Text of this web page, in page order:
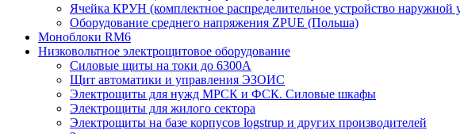
Ячейка КРУН (комплектное распределительное устройство наружной
Оборудование среднего напряжения ZPUE (Польша)
Моноблоки RM6
Низковольтное электрощитовое оборудование
Силовые щиты на токи до 6300А
Щит автоматики и управления ЭЗОИС
Электрощиты для нужд МРСК и ФСК. Силовые шкафы
Электрощиты для жилого сектора
Электрощиты на базе корпусов logstrup и других производителей